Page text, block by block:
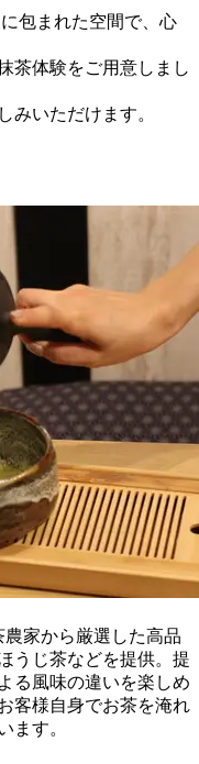
包まれた空間で、心
茶体験をご用意しまし
みいただけます。
農家から厳選した高品
うじ茶などを提供。提
る風味の違いを楽しめ
客様自身でお茶を淹れ
ます。